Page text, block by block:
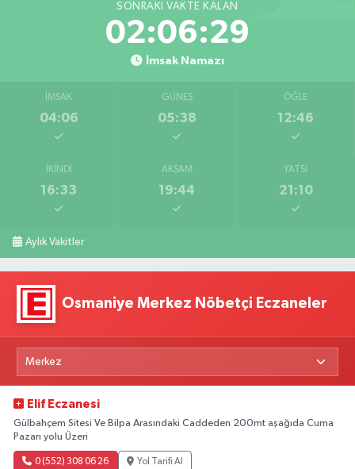
SONRAKI VAKTE KALAN
02:06:28
İmsak Namazı
İMSAK
04:06
GÜNEŞ
05:38
ÖĞLE
12:46
İKINDI
16:33
AKŞAM
19:44
YATSI
21:10
Aylık Vakitler
Osmaniye Merkez Nöbetçi Eczaneler
Elif Eczanesi
Gülbahçem Sitesi Ve Bilpa Arasındaki Caddeden 200mt aşağıda Cuma
Pazarı yolu Üzeri
0 (552) 308 06 26 Yol Tarifi Al